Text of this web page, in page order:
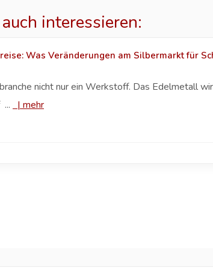
interessieren:
Was Veränderungen am Silbermarkt für
nicht nur ein Werkstoff. Das Edelmetall
|mehr